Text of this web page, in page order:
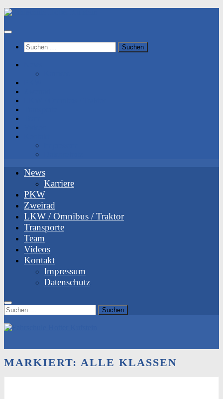
Unter
Inhalt
Suchen
nach:
News
Karriere
PKW
Zweirad
LKW / Omnibus / Traktor
Transporte
Team
Videos
Kontakt
Impressum
Datenschutz
Suchen
nach:
MARKIERT: ALLE KLASSEN